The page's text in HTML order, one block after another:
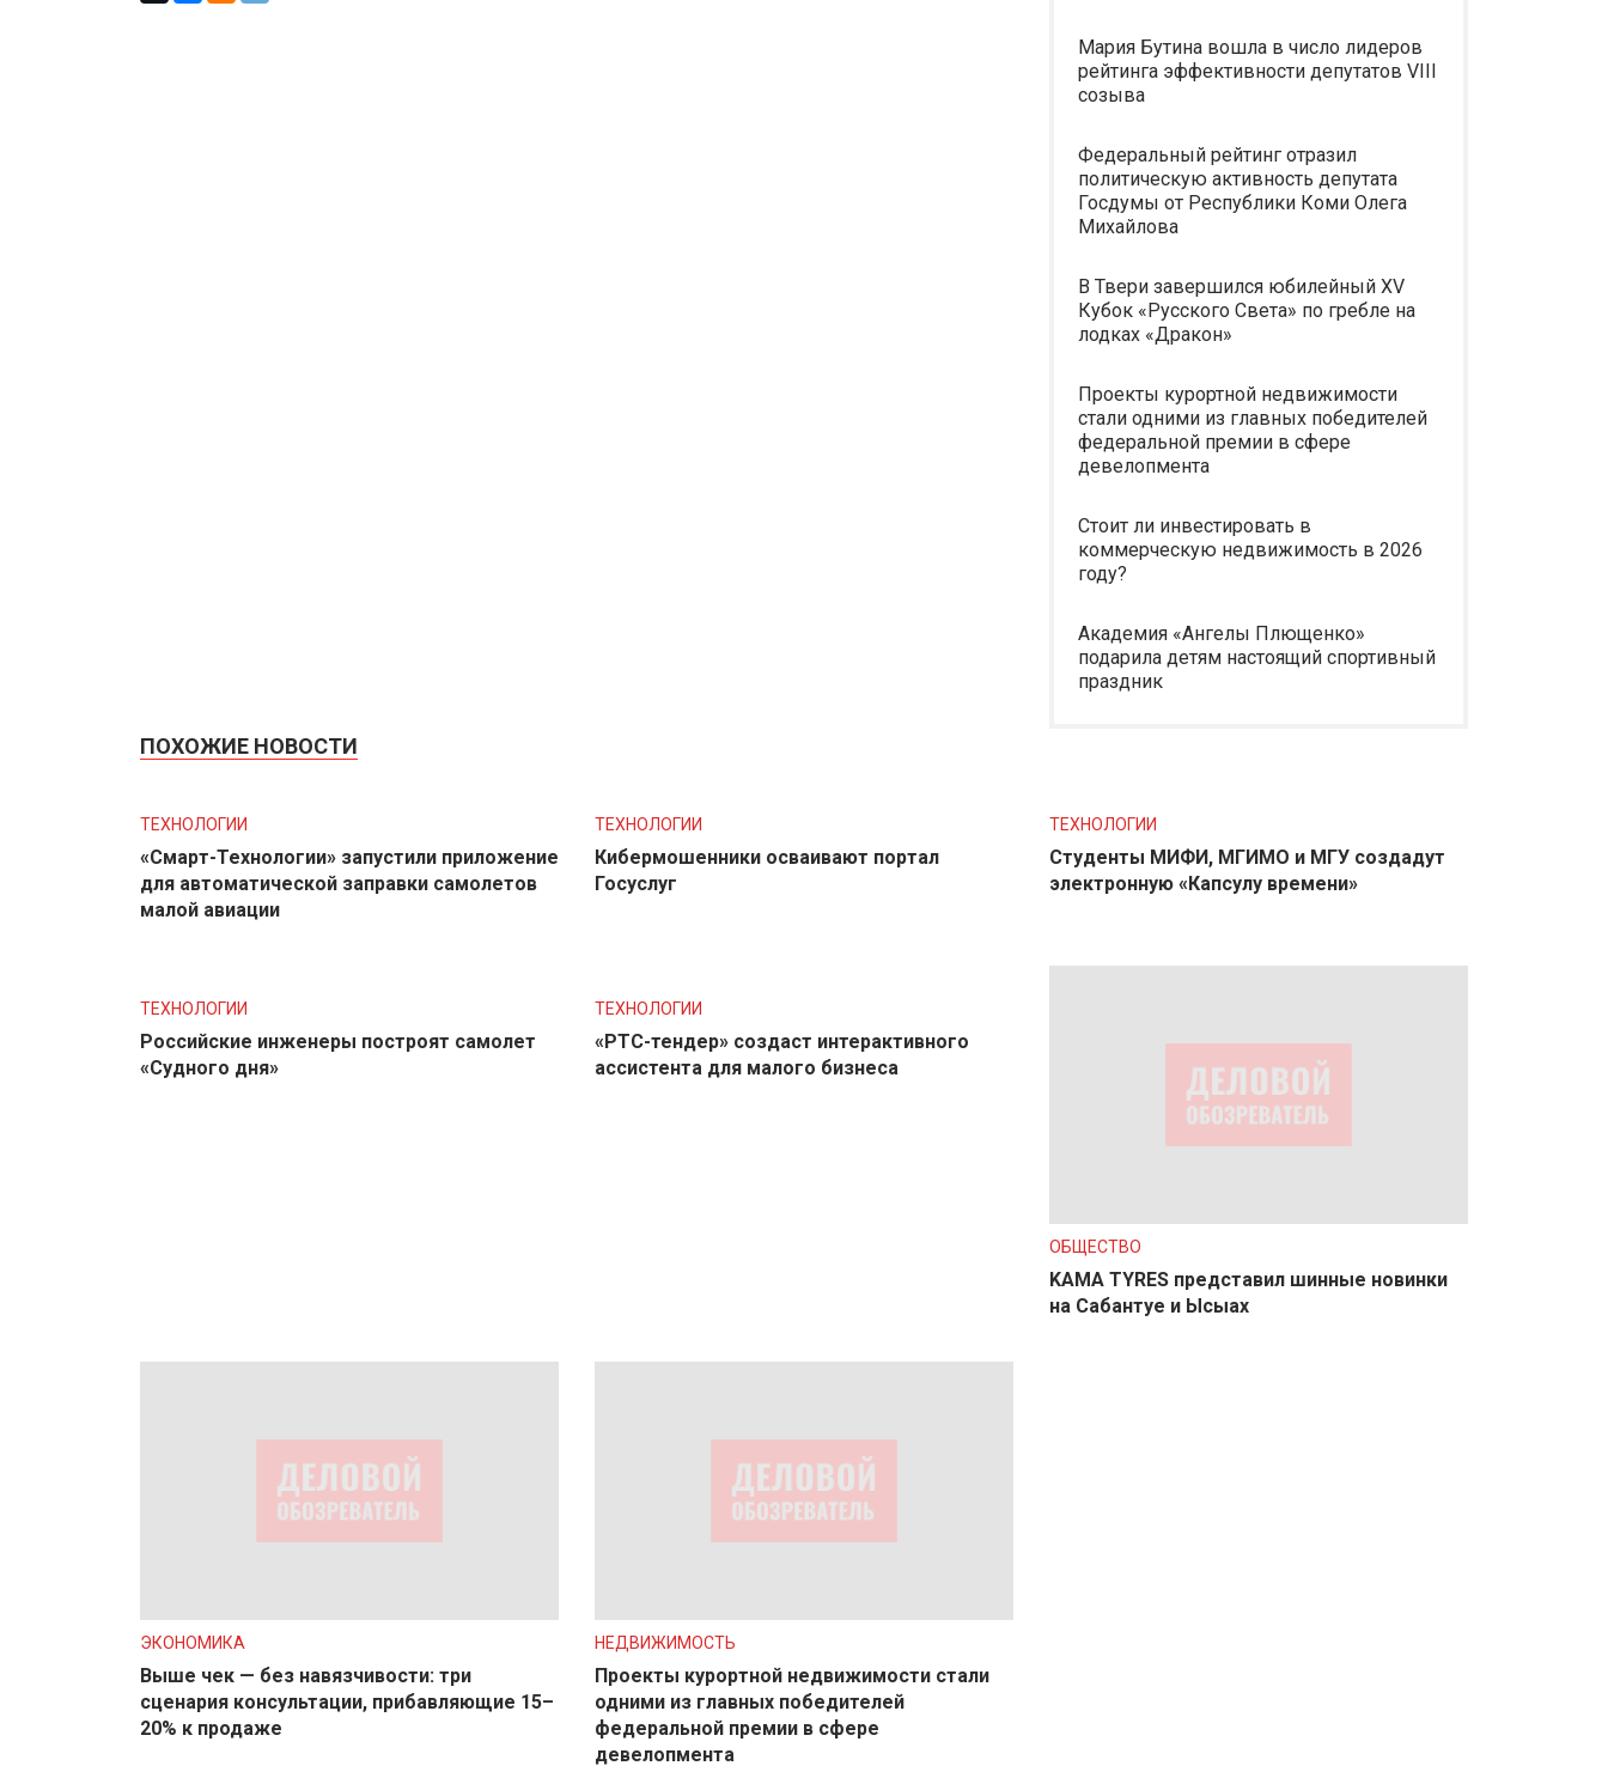
Мария Бутина вошла в число лидеров
рейтинга эффективности депутатов VIII
созыва
Федеральный рейтинг отразил
политическую активность депутата
Госдумы от Республики Коми Олега
Михайлова
В Твери завершился юбилейный XV
Кубок «Русского Света» по гребле на
лодках «Дракон»
Проекты курортной недвижимости
стали одними из главных победителей
федеральной премии в сфере
девелопмента
Стоит ли инвестировать в
коммерческую недвижимость в 2026
году?
Академия «Ангелы Плющенко»
подарила детям настоящий спортивный
праздник
ПОХОЖИЕ НОВОСТИ
ТЕХНОЛОГИИ
«Смарт-Технологии» запустили приложение
для автоматической заправки самолетов
малой авиации
ТЕХНОЛОГИИ
Кибермошенники осваивают портал
Госуслуг
ТЕХНОЛОГИИ
Студенты МИФИ, МГИМО и МГУ создадут
электронную «Капсулу времени»
ТЕХНОЛОГИИ
Российские инженеры построят самолет
«Судного дня»
ТЕХНОЛОГИИ
«РТС-тендер» создаст интерактивного
ассистента для малого бизнеса
ОБЩЕСТВО
KAMA TYRES представил шинные новинки
на Сабантуе и Ысыах
ЭКОНОМИКА
Выше чек — без навязчивости: три
сценария консультации, прибавляющие 15–
20% к продаже
НЕДВИЖИМОСТЬ
Проекты курортной недвижимости стали
одними из главных победителей
федеральной премии в сфере
девелопмента